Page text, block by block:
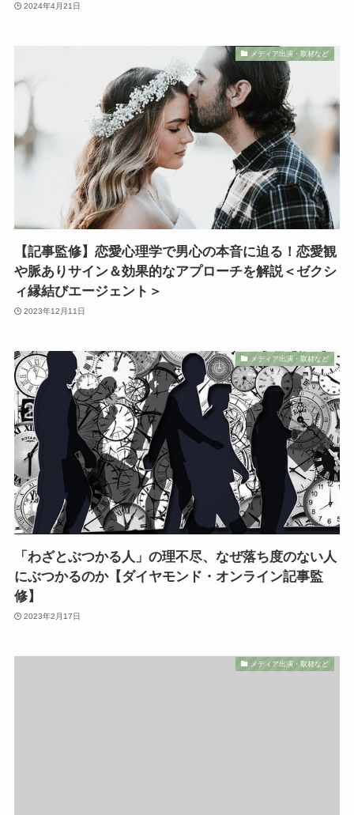
2024年4月21日
メディア出演・取材など
【記事監修】恋愛心理学で男心の本音に迫る！恋愛観
や脈ありサイン＆効果的なアプローチを解説＜ゼクシ
ィ縁結びエージェント＞
2023年12月11日
メディア出演・取材など
「わざとぶつかる人」の理不尽、なぜ落ち度のない人
にぶつかるのか【ダイヤモンド・オンライン記事監
修】
2023年2月17日
メディア出演・取材など